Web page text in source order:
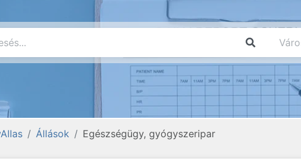
Állások Egészségügy, gyógyszeripar